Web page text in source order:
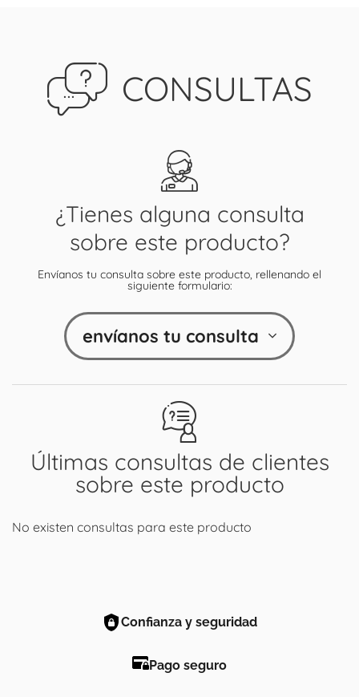
CONSULTAS
Últimas consultas de clientes
sobre este producto
No existen consultas para este producto
¿Tienes alguna consulta
sobre este producto?
Envíanos tu consulta sobre este producto, rellenando el
siguiente formulario:
envíanos tu consulta
Confianza y seguridad
Pago seguro